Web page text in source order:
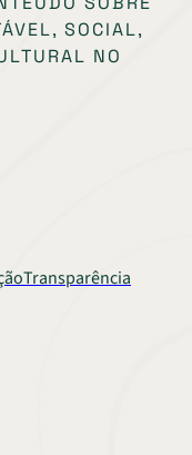
SOCIAL,
NO
Transparência